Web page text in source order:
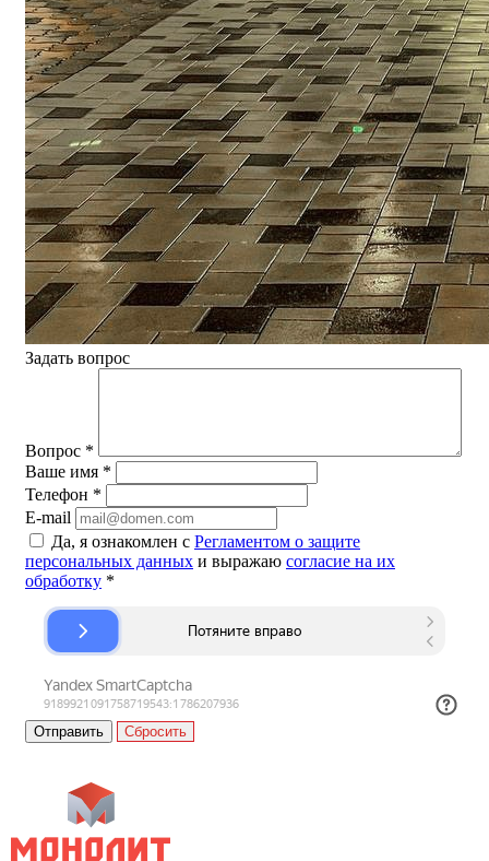
Задать вопрос
Вопрос *
Ваше имя *
Телефон *
E-mail
Да, я ознакомлен с Регламентом о защите
персональных данных и выражаю согласие на их
обработку *
Сбросить